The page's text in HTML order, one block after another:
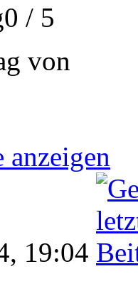
/ 5
von
anzeigen
19:04